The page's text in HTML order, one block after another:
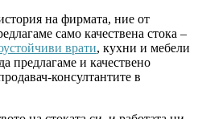
на фирмата, ние от
само качествена стока –
врати, кухни и мебели
предлагаме и качествено
консултантите в